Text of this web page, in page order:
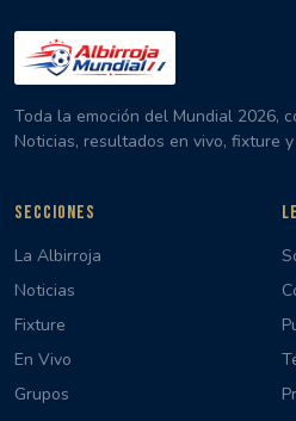
Toda la emoción del Mundial 2026,
Noticias, resultados en vivo, fixture
SECCIONES
La Albirroja
Noticias
Fixture
En Vivo
Grupos